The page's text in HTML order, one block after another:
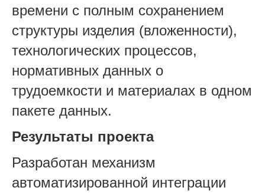
времени с полным сохранением
структуры изделия (вложенности),
технологических процессов,
нормативных данных о
трудоемкости и материалах в одном
пакете данных.
Результаты проекта
Разработан механизм
автоматизированной интеграции